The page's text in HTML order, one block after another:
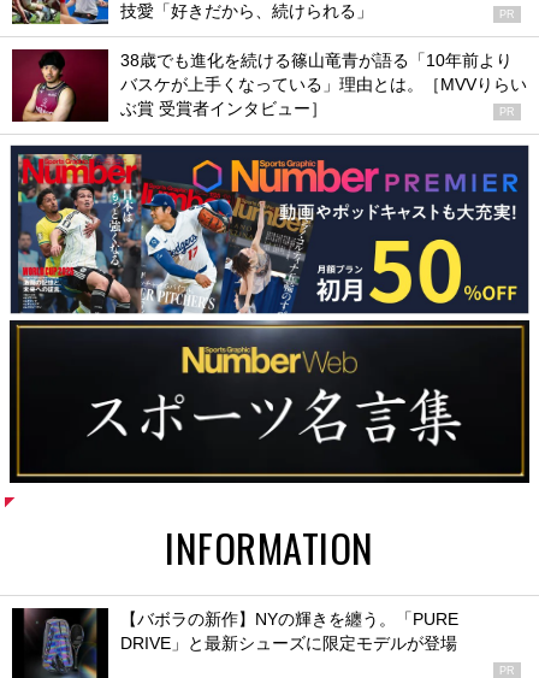
技愛「好きだから、続けられる」
PR
38歳でも進化を続ける篠山竜青が語る「10年前より
バスケが上手くなっている」理由とは。［MVVりらい
ぶ賞 受賞者インタビュー］
PR
INFORMATION
【バボラの新作】NYの輝きを纏う。「PURE
DRIVE」と最新シューズに限定モデルが登場
PR